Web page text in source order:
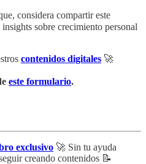
considera compartir este
sobre crecimiento personal
contenidos digitales 🚀
este formulario.
exclusivo 🚀 Sin tu ayuda
creando contenidos 📝